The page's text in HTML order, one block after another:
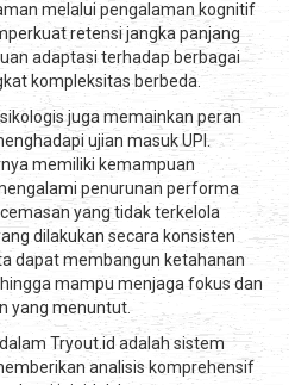
melalui pengalaman kognitif
retensi jangka panjang
adaptasi terhadap berbagai
kompleksitas berbeda.
juga memainkan peran
ujian masuk UPI.
memiliki kemampuan
penurunan performa
yang tidak terkelola
dilakukan secara konsisten
dapat membangun ketahanan
mampu menjaga fokus dan
yang menuntut.
Tryout.id adalah sistem
analisis komprehensif